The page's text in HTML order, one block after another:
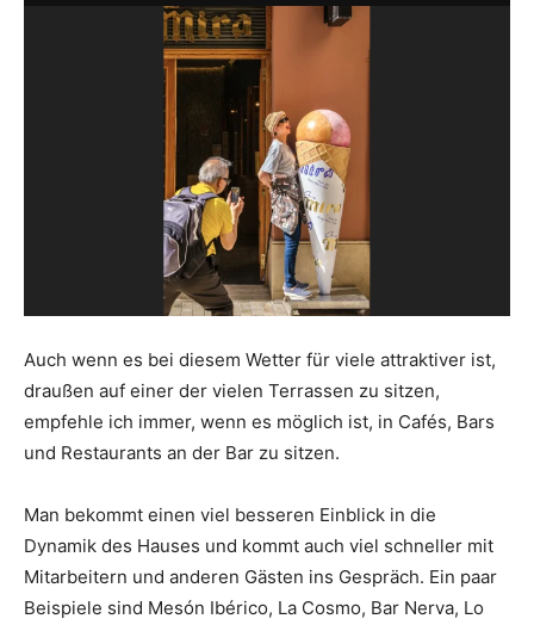
Auch wenn es bei diesem Wetter für viele attraktiver ist,
draußen auf einer der vielen Terrassen zu sitzen,
empfehle ich immer, wenn es möglich ist, in Cafés, Bars
und Restaurants an der Bar zu sitzen.
Man bekommt einen viel besseren Einblick in die
Dynamik des Hauses und kommt auch viel schneller mit
Mitarbeitern und anderen Gästen ins Gespräch. Ein paar
Beispiele sind Mesón Ibérico, La Cosmo, Bar Nerva, Lo